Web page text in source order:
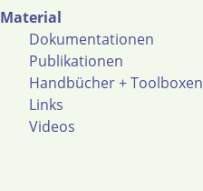
Material
Dokumentationen
Publikationen
Handbücher + Toolboxen
Links
Videos